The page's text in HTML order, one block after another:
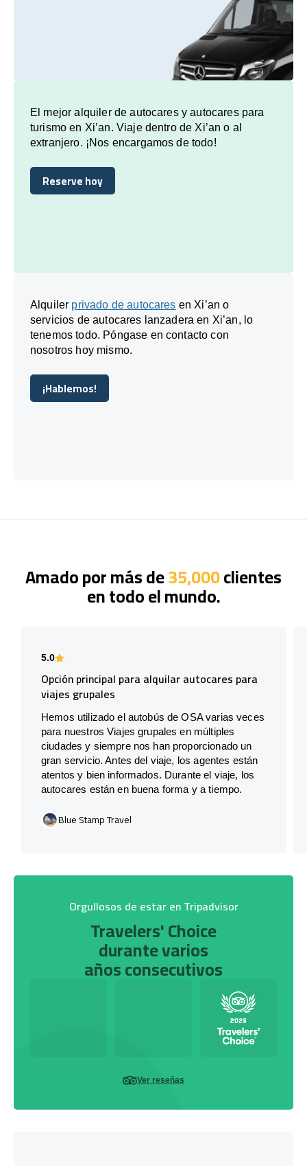
El mejor alquiler de autocares y autocares para
turismo en Xi’an. Viaje dentro de Xi’an o al
extranjero. ¡Nos encargamos de todo!
Reserve hoy
Reserve hoy
Alquiler privado de autocares en Xi’an o
servicios de autocares lanzadera en Xi’an, lo
tenemos todo. Póngase en contacto con
nosotros hoy mismo.
¡Hablemos!
¡Hablemos!
Amado por más de35,000clientes
en todo el mundo.
5.0
Opción principal para alquilar autocares para
viajes grupales
Hemos utilizado el autobús de OSA varias veces
para nuestros Viajes grupales en múltiples
ciudades y siempre nos han proporcionado un
gran servicio. Antes del viaje, los agentes están
atentos y bien informados. Durante el viaje, los
autocares están en buena forma y a tiempo.
Blue Stamp Travel
Orgullosos de estar en Tripadvisor
Travelers' Choice
durante varios
años consecutivos
Ver reseñas